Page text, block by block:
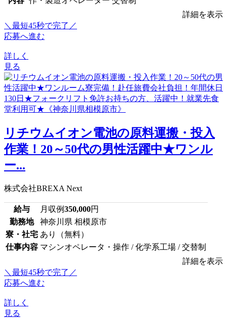
詳細を表示
＼最短45秒で完了／
応募へ進む
詳しく
見る
リチウムイオン電池の原料運搬・投入
作業！20～50代の男性活躍中★ワンル
ー...
株式会社BREXA Next
給与 月収例350,000円
勤務地
神奈川県 相模原市
寮・社宅 あり（無料）
仕事内容 マシンオペレータ・操作 / 化学系工場 / 交替制
詳細を表示
＼最短45秒で完了／
応募へ進む
詳しく
見る